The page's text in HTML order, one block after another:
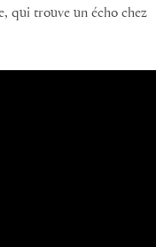
qui trouve un écho chez